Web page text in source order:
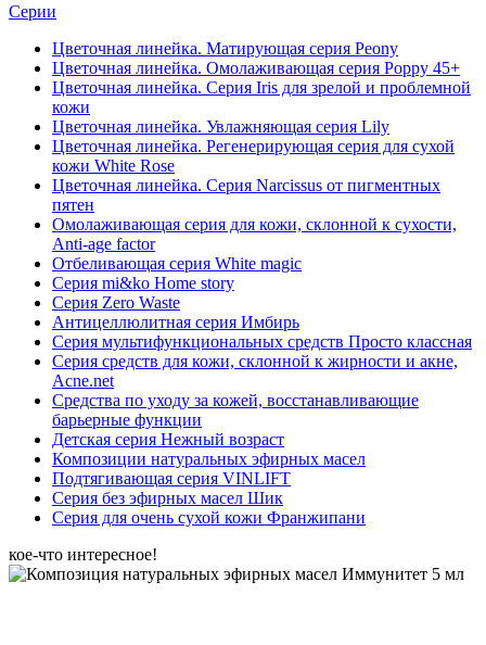
Серии
Цветочная линейка. Матирующая серия Peony
Цветочная линейка. Омолаживающая серия Poppy 45+
Цветочная линейка. Серия Iris для зрелой и проблемной
кожи
Цветочная линейка. Увлажняющая серия Lily
Цветочная линейка. Регенерирующая серия для сухой
кожи White Rose
Цветочная линейка. Серия Narcissus от пигментных
пятен
Омолаживающая серия для кожи, склонной к сухости,
Anti-age factor
Отбеливающая серия White magic
Серия mi&ko Home story
Серия Zero Waste
Антицеллюлитная серия Имбирь
Серия мультифункциональных средств Просто классная
Серия средств для кожи, склонной к жирности и акне,
Acne.net
Средства по уходу за кожей, восстанавливающие
барьерные функции
Детская серия Нежный возраст
Композиции натуральных эфирных масел
Подтягивающая серия VINLIFT
Серия без эфирных масел Шик
Серия для очень сухой кожи Франжипани
кое-что интересное!